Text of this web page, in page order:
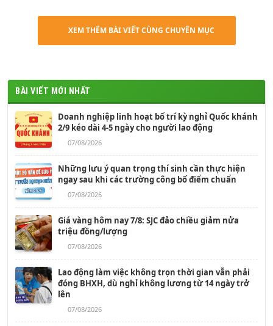
XEM THÊM BÀI VIẾT CÙNG CHUYÊN MỤC
BÀI VIẾT MỚI NHẤT
Doanh nghiệp linh hoạt bố trí kỳ nghỉ Quốc khánh
2/9 kéo dài 4-5 ngày cho người lao động
07/08/2026
Những lưu ý quan trọng thí sinh cần thực hiện
ngay sau khi các trường công bố điểm chuẩn
07/08/2026
Giá vàng hôm nay 7/8: SJC đảo chiều giảm nửa
triệu đồng/lượng
07/08/2026
Lao động làm việc không trọn thời gian vẫn phải
đóng BHXH, dù nghỉ không lương từ 14 ngày trở
lên
07/08/2026